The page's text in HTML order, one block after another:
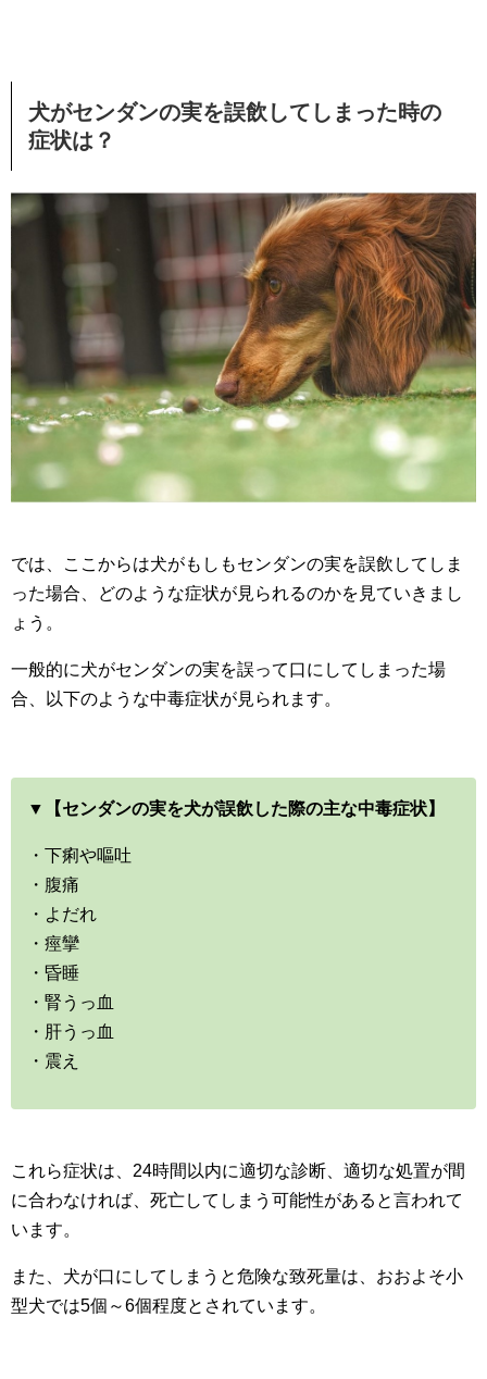
犬がセンダンの実を誤飲してしまった時の
症状は？
では、ここからは犬がもしもセンダンの実を誤飲してしま
った場合、どのような症状が見られるのかを見ていきまし
ょう。
一般的に犬がセンダンの実を誤って口にしてしまった場
合、以下のような中毒症状が見られます。
▼【センダンの実を犬が誤飲した際の主な中毒症状】
・下痢や嘔吐
・腹痛
・よだれ
・痙攣
・昏睡
・腎うっ血
・肝うっ血
・震え
これら症状は、24時間以内に適切な診断、適切な処置が間
に合わなければ、死亡してしまう可能性があると言われて
います。
また、犬が口にしてしまうと危険な致死量は、おおよそ小
型犬では5個～6個程度とされています。